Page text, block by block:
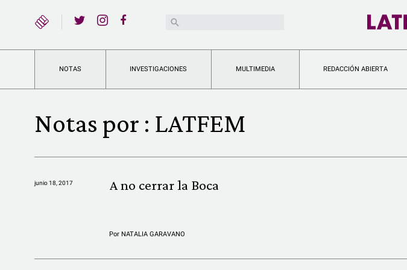
YouTubeBuscar:
NOTAS INVESTIGACIONES MULTIMEDIA REDACCIÓN ABIERTA
Notas por : LATFEM
junio 18, 2017 A no cerrar la Boca
Por NATALIA GARAVANO